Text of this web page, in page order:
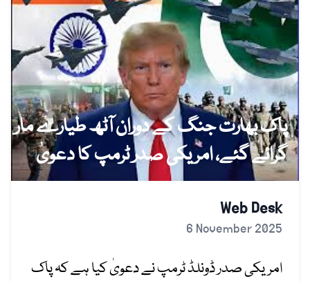
پاک بھارت جنگ کے دوران آٹھ طیارے مار
گرائے گئے، امریکی صدر ٹرمپ کا دعویٰ
Web Desk
6 November 2025
امریکی صدر ڈونلڈ ٹرمپ نے دعویٰ کیا ہے کہ پاک